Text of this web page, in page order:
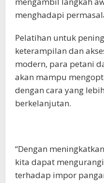
menuju kabupaten
lumbung pangan di
memastikan pasokan
pasaran,” celetuknya.
Selain itu, kolaborasi
swasta, dan
dalam menjawab
pasokan pangan.